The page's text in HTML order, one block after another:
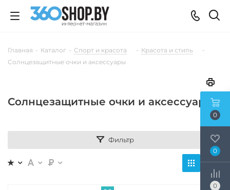
Главная - Каталог - Спорт и красота - Красота и стиль
-
Солнцезащитные очки и аксессуары
Солнцезащитные очки и аксессуары
Фильтр
0
0
0